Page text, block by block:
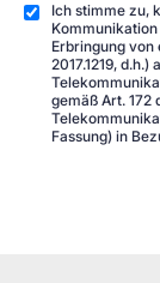
Ich stimme zu,
Erbringung
2017.1219,
gemäß Art. 172
Fassung) in